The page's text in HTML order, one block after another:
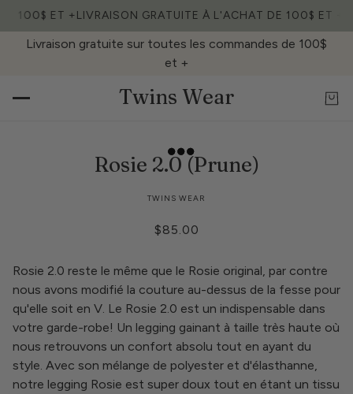
100$ ET +LIVRAISON GRATUITE À L'ACHAT DE 100$ ET +
Livraison gratuite sur toutes les commandes de 100$
et +
Twins Wear
Rosie 2.0 (Prune)
TWINS WEAR
$85.00
Rosie 2.0 reste le même que le Rosie original, par contre
nous avons modifié la couture au-dessus de la fesse pour
qu'elle soit en V. Le Rosie 2.0 est un indispensable dans
votre garde-robe! Un legging gainant à taille très haute où
nous retrouvons un confort absolu tout en ayant du
style. Avec son mélange de polyester et d'élasthanne,
notre legging Rosie est super doux tout en étant un tissu